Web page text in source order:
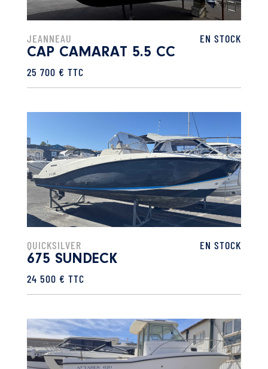
JEANNEAU EN STOCK
CAP CAMARAT 5.5 CC
25 700 € TTC
QUICKSILVER EN STOCK
675 SUNDECK
24 500 € TTC